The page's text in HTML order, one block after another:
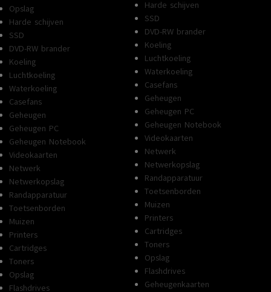
Opslag
Harde schijven
SSD
DVD-RW brander
Koeling
Luchtkoeling
Waterkoeling
Casefans
Geheugen
Geheugen PC
Geheugen Notebook
Videokaarten
Netwerk
Netwerkopslag
Randapparatuur
Toetsenborden
Muizen
Printers
Cartridges
Toners
Opslag
Flashdrives
Harde schijven
SSD
DVD-RW brander
Koeling
Luchtkoeling
Waterkoeling
Casefans
Geheugen
Geheugen PC
Geheugen Notebook
Videokaarten
Netwerk
Netwerkopslag
Randapparatuur
Toetsenborden
Muizen
Printers
Cartridges
Toners
Opslag
Flashdrives
Geheugenkaarten